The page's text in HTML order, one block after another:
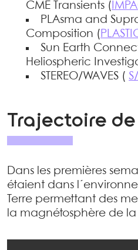
CME Transients (
PLAsma and
Composition (
Sun Earth
Heliospheric
STEREO/WAVES (
Trajectoire de
Dans les premières
étaient dans
Terre permettant des
la magnétosphère de la